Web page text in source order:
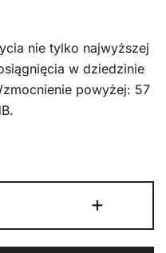
nie tylko najwyższej
w dziedzinie
powyżej: 57
+